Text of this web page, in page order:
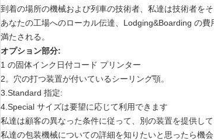
到着の場所の機械および列車の技術者、私達は技術者を
あなたの工場へのローカル伝達、Lodging&Boarding の
満たされる。
オプション部分:
1 の固体インク日付コード プリンター
2。穴の打つ装置が付いているシーリング顎。
3.Standard 指定:
4.Special サイズは要望に応じて利用できます
私達は顧客の異なった条件に従って、別の装置を提供し
私達の包装機械についての詳細を知りたいと思ったら機